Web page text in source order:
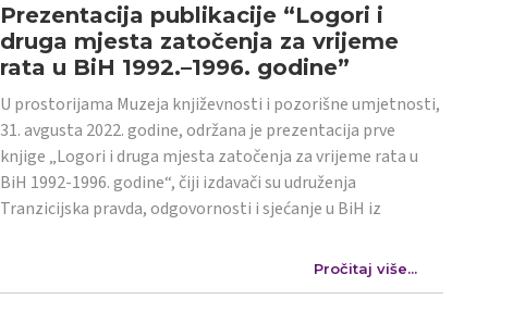
Prezentacija publikacije “Logori i
druga mjesta zatočenja za vrijeme
rata u BiH 1992.–1996. godine”
U prostorijama Muzeja književnosti i pozorišne umjetnosti,
31. avgusta 2022. godine, održana je prezentacija prve
knjige „Logori i druga mjesta zatočenja za vrijeme rata u
BiH 1992-1996. godine“, čiji izdavači su udruženja
Tranzicijska pravda, odgovornosti i sjećanje u BiH iz
Pročitaj više...